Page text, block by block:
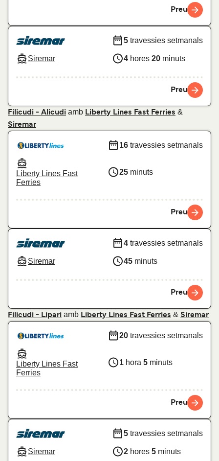
Preu
Siremar
5 travessies setmanals
4 hores 20 minuts
Preu
Filicudi - Alicudi amb Liberty Lines Fast Ferries &
Siremar
Liberty Lines Fast
Ferries
16 travessies setmanals
25 minuts
Preu
Siremar
4 travessies setmanals
45 minuts
Preu
Filicudi - Lipari amb Liberty Lines Fast Ferries & Siremar
Liberty Lines Fast
Ferries
20 travessies setmanals
1 hora 5 minuts
Preu
Siremar
5 travessies setmanals
2 hores 5 minuts